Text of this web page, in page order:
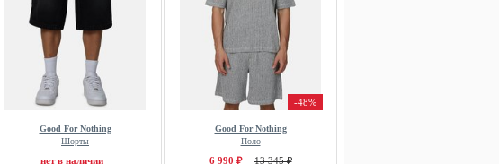
Good For Nothing
Шорты
нет в наличии
-48%
Good For Nothing
Поло
6 990 ₽ 13 345 ₽